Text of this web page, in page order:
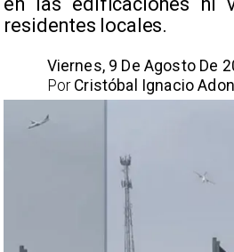
residentes locales.
Viernes, 9 De Agosto De
Cristóbal Ignacio
Por